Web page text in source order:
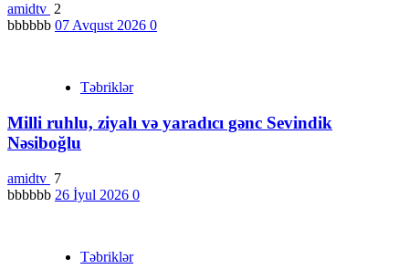
amidtv 2
bbbbbb 07 Avqust 2026 0
Təbriklər
Milli ruhlu, ziyalı və yaradıcı gənc Sevindik
Nəsiboğlu
amidtv 7
bbbbbb 26 İyul 2026 0
Təbriklər